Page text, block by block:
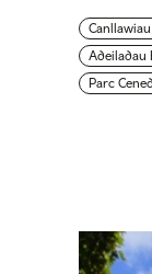
Adeiladau
Parc